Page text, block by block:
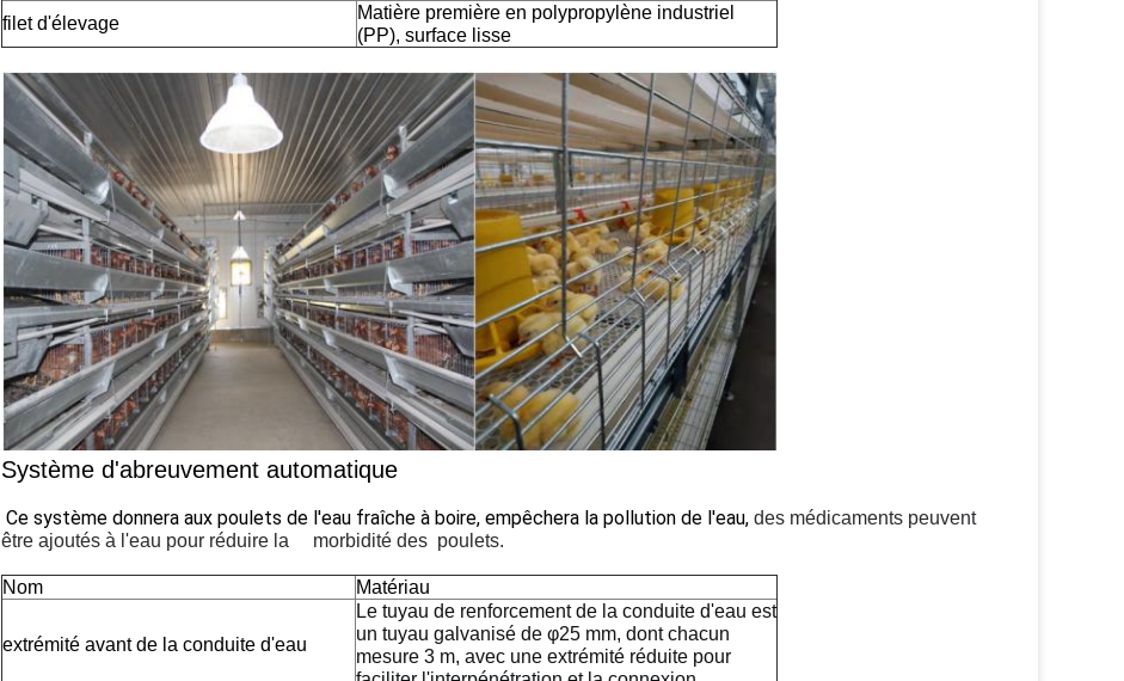
filet d'élevage
Matière première en polypropylène industriel
(PP), surface lisse
Système d'abreuvement automatique
Ce système donnera aux poulets de l'eau fraîche à boire, empêchera la pollution de l'eau, des médicaments peuvent
être ajoutés à l'eau pour réduire la morbidité des poulets.
Nom Matériau
extrémité avant de la conduite d'eau
Le tuyau de renforcement de la conduite d'eau est
un tuyau galvanisé de φ25 mm, dont chacun
mesure 3 m, avec une extrémité réduite pour